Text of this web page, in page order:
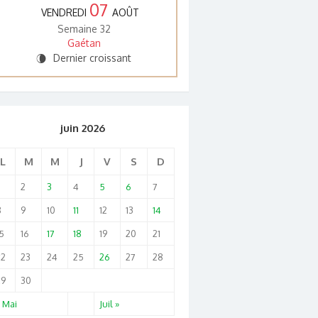
VENDREDI 07 AOÛT
Semaine 32
Gaétan
V Dernier croissant
juin 2026
L M M J V S D
Mai Juil »
2 3 4 5 6 7
9 10 11 12 13 14
16 17 18 19 20 21
23 24 25 26 27 28
30